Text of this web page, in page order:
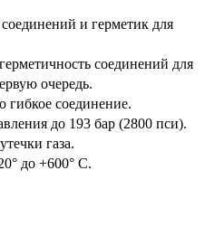
и герметик для
соединений для
очередь.
гибкое соединение.
до 193 бар (2800 пси).
газа.
до +600° С.